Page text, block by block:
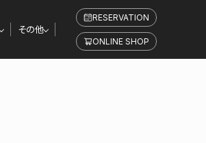
その他
RESERVATION
ONLINE SHOP